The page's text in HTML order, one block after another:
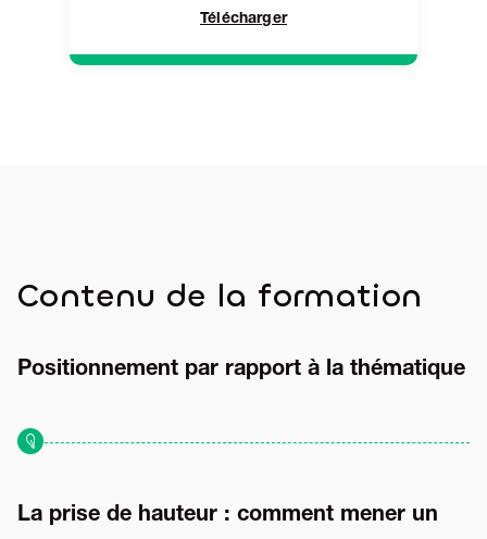
Télécharger
Contenu de la formation
Positionnement par rapport à la thématique
La prise de hauteur : comment mener un